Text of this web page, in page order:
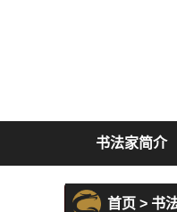
书法家简介
首页 > 书